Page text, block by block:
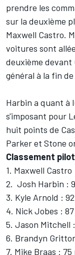
prendre les
sur la deuxième
Maxwell Castro.
voitures sont
deuxième devant
général à la fin
Harbin a quant à
s'imposant pour
huit points de
Parker et Stone
Classement
1. Maxwell Castro
2. Josh Harbin :
3. Kyle Arnold :
4. Nick Jobes :
5. Jason Mitchell
6. Brandyn
7. Mike Braas : 75